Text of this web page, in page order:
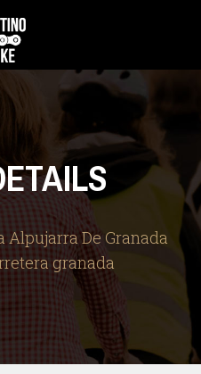
Alpujarra De Granada
granada